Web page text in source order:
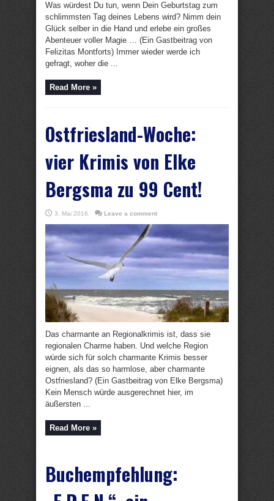
Was würdest Du tun, wenn Dein Geburtstag zum
schlimmsten Tag deines Lebens wird? Nimm dein
Glück selber in die Hand und erlebe ein großes
Abenteuer voller Magie … (Ein Gastbeitrag von
Felizitas Montforts) Immer wieder werde ich
gefragt, woher die ...
Read More »
Ostfriesland-Woche:
vier Krimis von Elke
Bergsma zu 99 Cent!
3. Mai 2016 Leave a comment
Das charmante an Regionalkrimis ist, dass sie
regionalen Charme haben. Und welche Region
würde sich für solch charmante Krimis besser
eignen, als das so harmlose, aber charmante
Ostfriesland? (Ein Gastbeitrag von Elke Bergsma)
Kein Mensch würde ausgerechnet hier, im
äußersten ...
Read More »
Buchempfehlung: